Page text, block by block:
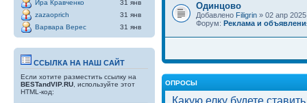
Ира Кравченко
31 янв
zazaoprich
31 янв
Варвара Верес
31 янв
ССЫЛКА НА НАШ САЙТ
Если хотите разместить ссылку на
BESTandVIP.RU , используйте этот
HTML-код:
Одинцово
Добавлено Filigrin » 02 апр
Форум: Реклама и
ОПРОСЫ
Какую елку будете